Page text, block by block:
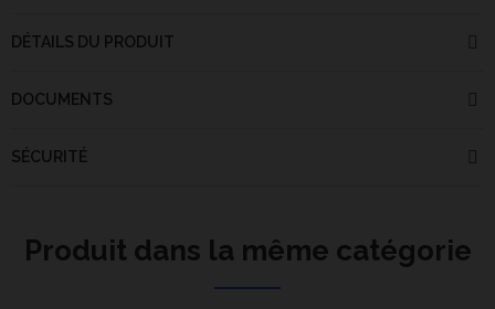
DÉTAILS DU PRODUIT
DOCUMENTS
SÉCURITÉ
Produit dans la même catégorie